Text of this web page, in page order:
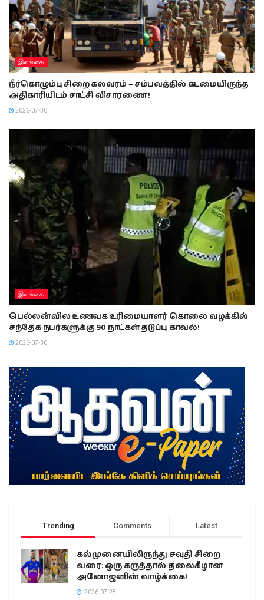
இலங்கை
நீர்கொழும்பு சிறை கலவரம் – சம்பவத்தில் கடமையிருந்த
அதிகாரியிடம் சாட்சி விசாரணை !
2026-07-30
இலங்கை
பெல்லன்வில உணவக உரிமையாளர் கொலை வழக்கில்
சந்தேக நபர்களுக்கு 90 நாட்கள் தடுப்பு காவல்!
2026-07-30
Trending Comments Latest
கல்முனையிலிருந்து சவுதி சிறை
வரை: ஒரு கருத்தால் தலைகீழான
அனோஜனின் வாழ்க்கை!
2026-07-28